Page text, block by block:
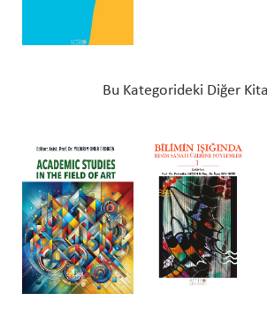
Bu Kategorideki Diğer